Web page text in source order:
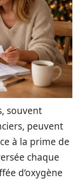
souvent
peuvent
à la prime de
chaque
d’oxygène